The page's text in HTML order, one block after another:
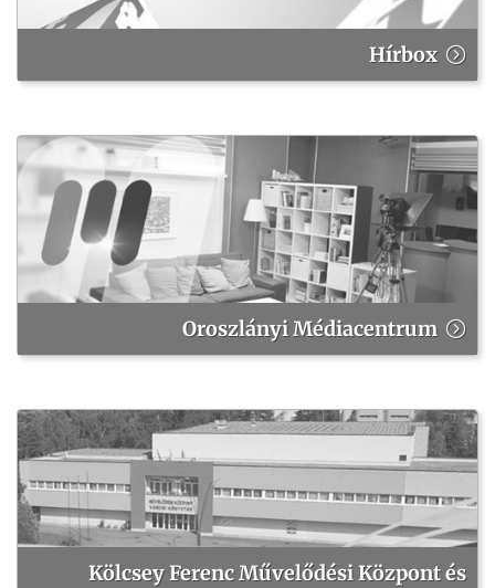
Hírbox
Oroszlányi Médiacentrum
Kölcsey Ferenc Művelődési Központ és